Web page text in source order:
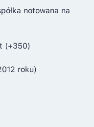
notowana na
(+350)
roku)